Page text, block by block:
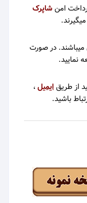
امنشاپرک
میباشند. در صورت
نمایید.
از طریقایمیل ،
باشید.